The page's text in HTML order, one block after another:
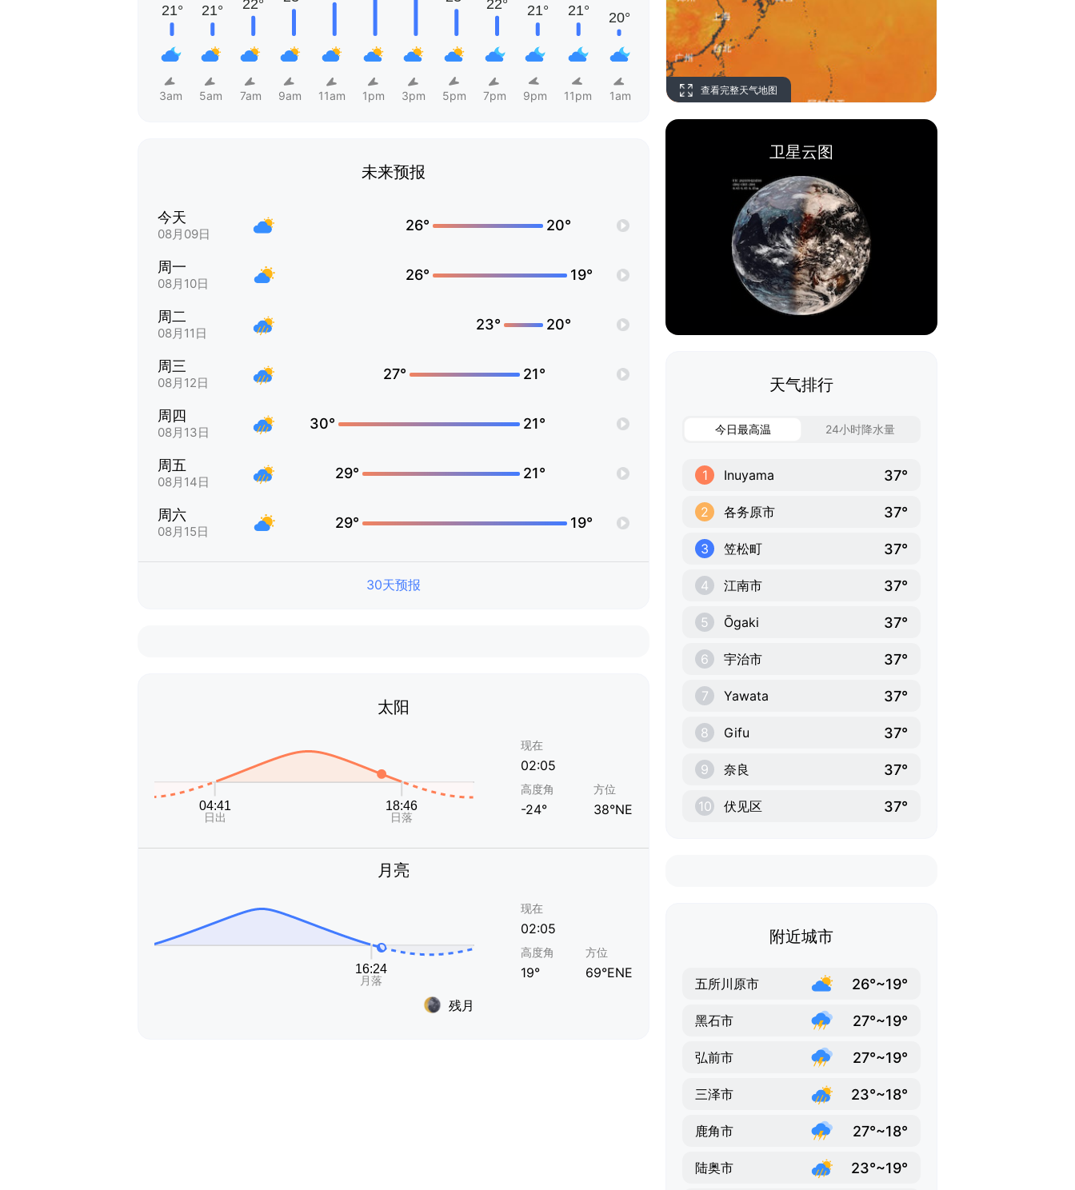
3am 5am 7am 9am 11am 1pm 3pm 5pm 7pm 9pm 11pm 1am
未来预报
今天
08月09日
26° 20°
周一
08月10日
26° 19°
周二
08月11日
23° 20°
周三
08月12日
27° 21°
周四
08月13日
30° 21°
周五
08月14日
29° 21°
周六
08月15日
29° 19°
30天预报
太阳
现在
02:05
高度角
-24°
方位
38°NE
月亮
残月
现在
02:05
高度角
19°
方位
69°ENE
查看完整天气地图
卫星云图
天气排行
今日最高温 24小时降水量
1 Inuyama 37°
2 各务原市 37°
3 笠松町 37°
4 江南市 37°
5 Ōgaki 37°
6 宇治市 37°
7 Yawata 37°
8 Gifu 37°
9 奈良 37°
10 伏见区 37°
附近城市
五所川原市 26°~19°
黑石市 27°~19°
弘前市 27°~19°
三泽市 23°~18°
鹿角市 27°~18°
陆奥市 23°~19°